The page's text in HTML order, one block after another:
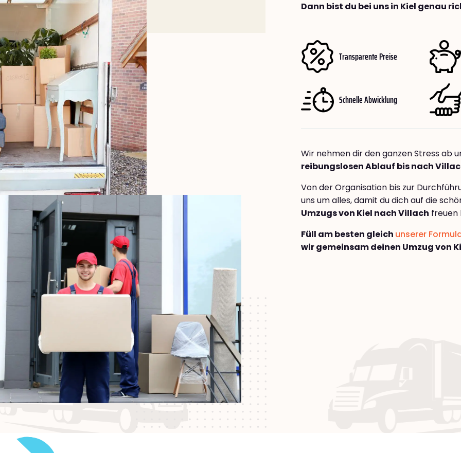
Dann bist du bei uns in Kiel genau
Transparente Preise
Schnelle Abwicklung
Wir nehmen dir den ganzen Stress ab
reibungslosen Ablauf bis nach
Von der Organisation bis zur
uns um alles, damit du dich auf die
Umzugs von Kiel nach Villach freuen
Füll am besten gleich unserer
wir gemeinsam deinen Umzug von